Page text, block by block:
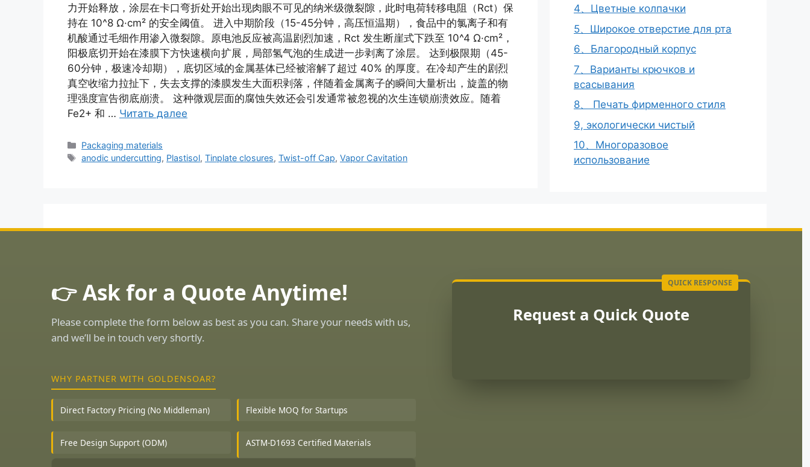
力开始释放，涂层在卡口弯折处开始出现肉眼不可见的纳米级微裂隙，此时电荷转移电阻（Rct）保
持在 10^8 Ω·cm² 的安全阈值。 进入中期阶段（15-45分钟，高压恒温期），食品中的氯离子和有
机酸通过毛细作用渗入微裂隙。原电池反应被高温剧烈加速，Rct 发生断崖式下跌至 10^4 Ω·cm²，
阳极底切开始在漆膜下方快速横向扩展，局部氢气泡的生成进一步剥离了涂层。 达到极限期（45-
60分钟，极速冷却期），底切区域的金属基体已经被溶解了超过 40% 的厚度。在冷却产生的剧烈
真空收缩力拉扯下，失去支撑的漆膜发生大面积剥落，伴随着金属离子的瞬间大量析出，旋盖的物
理强度宣告彻底崩溃。 这种微观层面的腐蚀失效还会引发通常被忽视的次生连锁崩溃效应。随着
Fe2+ 和 … Читать далее
Рубрики
Packaging materials
Метки
anodic undercutting, Plastisol,Tinplate closures,Twist-off Cap,Vapor Cavitation
4、Цветные колпачки
5、Широкое отверстие для рта
6、Благородный корпус
7、Варианты крючков и
всасывания
8、 Печать фирменного стиля
9, экологически чистый
10、Многоразовое
использование
👉 Ask for a Quote Anytime!
Please complete the form below as best as you can. Share your needs with us,
and we’ll be in touch very shortly.
WHY PARTNER WITH GOLDENSOAR?
Direct Factory Pricing (No Middleman) Flexible MOQ for Startups
Free Design Support (ODM) ASTM-D1693 Certified Materials
Request a Quick Quote